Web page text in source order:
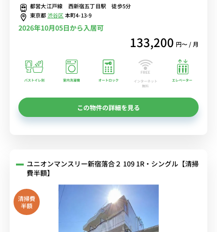
都営大江戸線 西新宿五丁目駅 徒歩5分
東京都渋谷区本町4-13-9
2026年10月05日から入居可
133,200 円〜 / 月
バストイレ別 室内洗濯機 オートロック
インターネット
無料
エレベーター
この物件の詳細を見る
ユニオンマンスリー新宿落合２ 109 1R・シングル【清掃
費半額】
清掃費
半額